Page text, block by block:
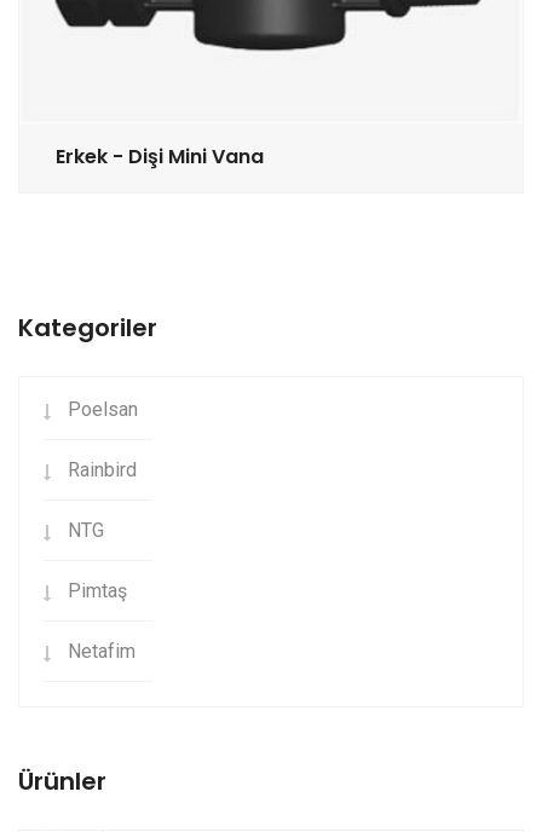
Erkek - Dişi Mini Vana
Kategoriler
Poelsan
Rainbird
NTG
Pimtaş
Netafim
Ürünler